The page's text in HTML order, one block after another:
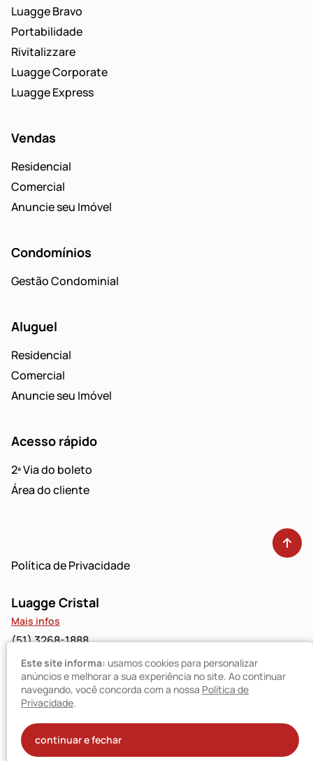
Luagge Bravo
Portabilidade
Rivitalizzare
Luagge Corporate
Luagge Express
Vendas
Residencial
Comercial
Anuncie seu Imóvel
Condomínios
Gestão Condominial
Aluguel
Residencial
Comercial
Anuncie seu Imóvel
Acesso rápido
2ª Via do boleto
Área do cliente
Política de Privacidade
Luagge Cristal
Mais infos
(51) 3268-1888
Luagge Bravo
Mais infos
© Luagge 2025
Todos os direitos reservados
Este site informa: usamos cookies para personalizar
anúncios e melhorar a sua experiência no site. Ao continuar
navegando, você concorda com a nossa Política de
Privacidade.
continuar e fechar